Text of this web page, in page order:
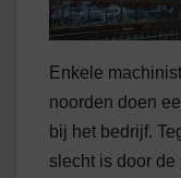
Enkele
noorden doen
bij het bedrijf.
slecht is door